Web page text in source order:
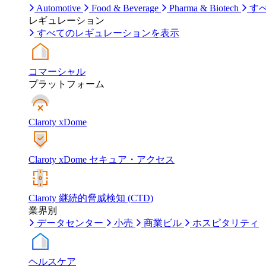
Automotive
Food & Beverage Pharma & Biotech
す
レギュレーション
すべてのレギュレーションを表示
コマーシャル
プラットフォーム
Claroty xDome
Claroty xDome セキュア・アクセス
Claroty 継続的脅威検知 (CTD)
業界別
データセンター
小売 商業ビル ホスピタリティ
ヘルスケア